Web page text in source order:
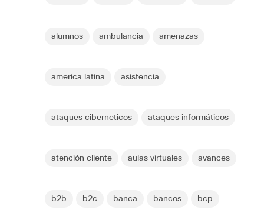
alumnos ambulancia amenazas
america latina asistencia
ataques ciberneticos ataques informáticos
atención cliente aulas virtuales avances
b2b b2c banca bancos bcp